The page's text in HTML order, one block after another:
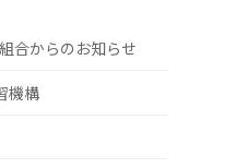
合からのお知らせ
機構